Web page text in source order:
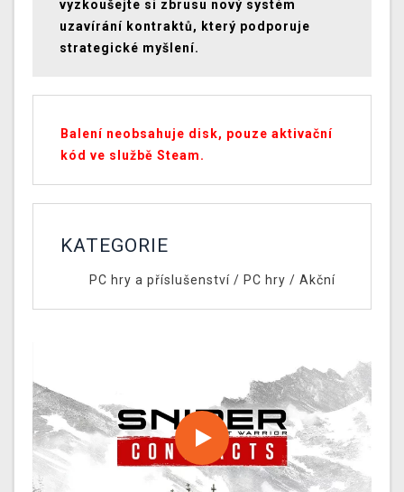
vyzkoušejte si zbrusu nový systém
uzavírání kontraktů, který podporuje
strategické myšlení.
Balení neobsahuje disk, pouze aktivační
kód ve službě Steam.
KATEGORIE
PC hry a příslušenství/ PC hry / Akční